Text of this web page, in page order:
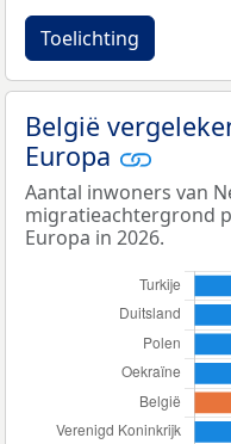
Toelichting
België
Europa
Aantal inwoners van
migratieachtergrond
Europa in 2026.